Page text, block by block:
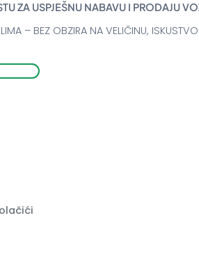
ZA USPJEŠNU NABAVU I PRODAJU
– BEZ OBZIRA NA VELIČINU,